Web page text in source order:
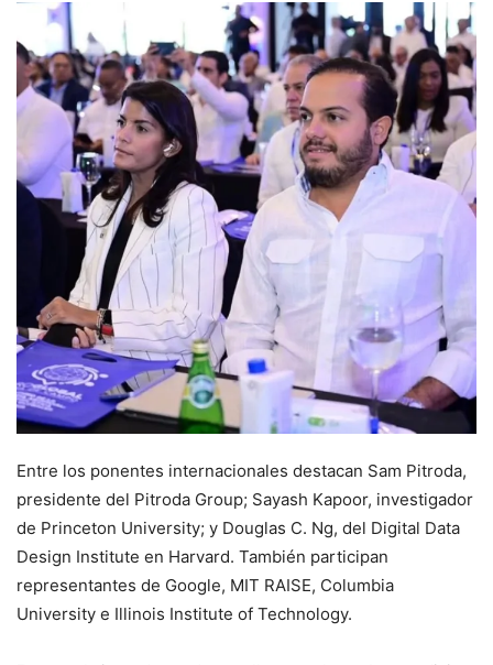
Entre los ponentes internacionales destacan Sam Pitroda,
presidente del Pitroda Group; Sayash Kapoor, investigador
de Princeton University; y Douglas C. Ng, del Digital Data
Design Institute en Harvard. También participan
representantes de Google, MIT RAISE, Columbia
University e Illinois Institute of Technology.